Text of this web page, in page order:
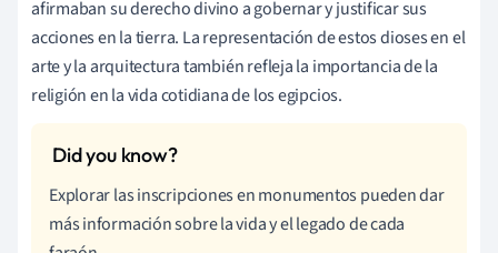
afirmaban su derecho divino a gobernar y justificar sus
acciones en la tierra. La representación de estos dioses en el
arte y la arquitectura también refleja la importancia de la
religión en la vida cotidiana de los egipcios.
Explorar las inscripciones en monumentos pueden dar
más información sobre la vida y el legado de cada